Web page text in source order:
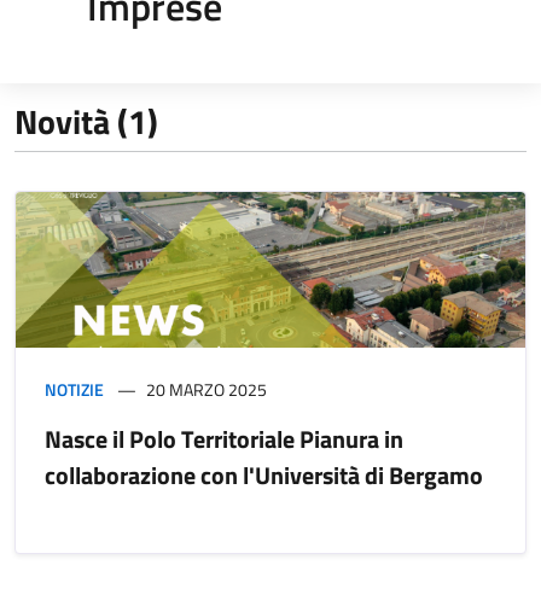
Novità (1)
NOTIZIE 20 MARZO 2025
Nasce il Polo Territoriale Pianura in
collaborazione con l'Università di Bergamo